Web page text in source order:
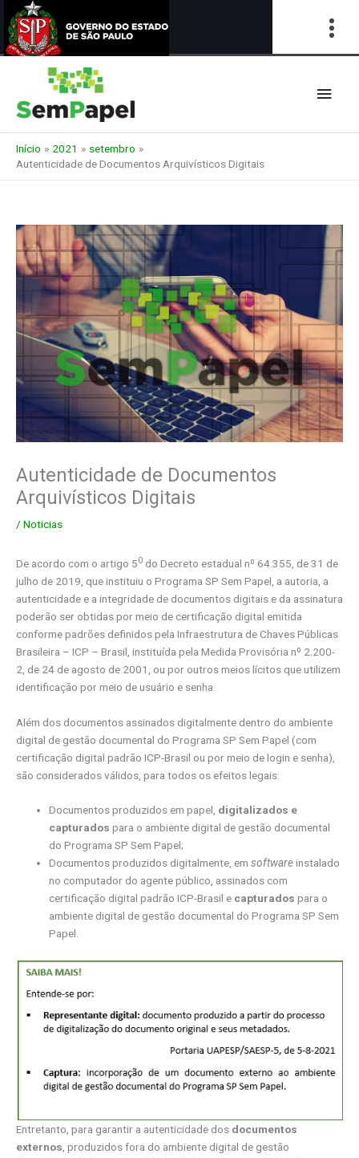
conteúdo
Início 2021
setembro
Autenticidade de Documentos Arquivísticos Digitais
Autenticidade de Documentos
Arquivísticos Digitais
/ Noticias
De acordo com o artigo 50 do Decreto estadual nº 64.355, de 31 de
julho de 2019, que instituiu o Programa SP Sem Papel, a autoria, a
autenticidade e a integridade de documentos digitais e da assinatura
poderão ser obtidas por meio de certificação digital emitida
conforme padrões definidos pela Infraestrutura de Chaves Públicas
Brasileira – ICP – Brasil, instituída pela Medida Provisória nº 2.200-
2, de 24 de agosto de 2001, ou por outros meios lícitos que utilizem
identificação por meio de usuário e senha.
Além dos documentos assinados digitalmente dentro do ambiente
digital de gestão documental do Programa SP Sem Papel (com
certificação digital padrão ICP-Brasil ou por meio de login e senha),
são considerados válidos, para todos os efeitos legais:
Documentos produzidos em papel, digitalizados e
capturados para o ambiente digital de gestão documental
do Programa SP Sem Papel;
Documentos produzidos digitalmente, emsoftwareinstalado
no computador do agente público, assinados com
certificação digital padrão ICP-Brasil e capturados para o
ambiente digital de gestão documental do Programa SP Sem
Papel.
Entretanto, para garantir a autenticidade dos documentos
externos , produzidos fora do ambiente digital de gestão